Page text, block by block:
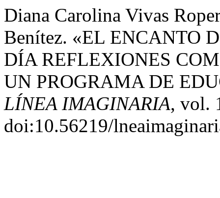
Diana Carolina Vivas
Benítez. «EL ENCANTO
DÍA REFLEXIONES
UN PROGRAMA DE
LÍNEA IMAGINARIA, vol.
doi:10.56219/